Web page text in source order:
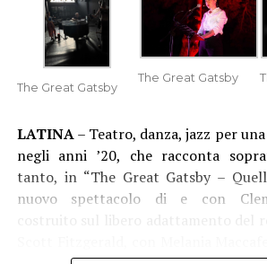
The Great Gatsby
The Great Gatsby
LATINA– Teatro, danza, jazz per
negli anni ’20, che racconta
tanto, in “The Great Gatsby –
nuovo spettacolo di e con